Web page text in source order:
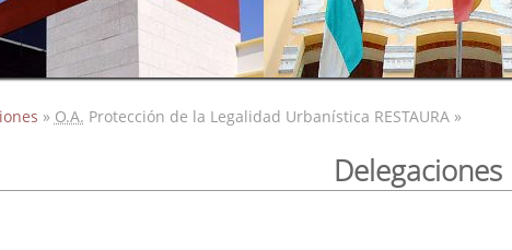
» O.A. Protección de la Legalidad Urbanística RESTAURA »
Delegaciones